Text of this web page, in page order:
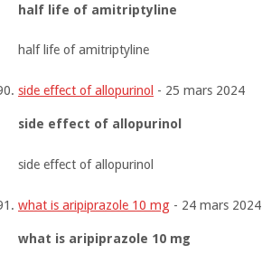
half life of amitriptyline
half life of amitriptyline
side effect of allopurinol - 25 mars 2024
side effect of allopurinol
side effect of allopurinol
what is aripiprazole 10 mg - 24 mars 2024
what is aripiprazole 10 mg